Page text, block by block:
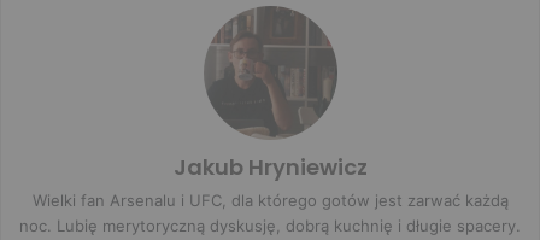
Jakub Hryniewicz
Wielki fan Arsenalu i UFC, dla którego gotów jest zarwać każdą
noc. Lubię merytoryczną dyskusję, dobrą kuchnię i długie spacery.